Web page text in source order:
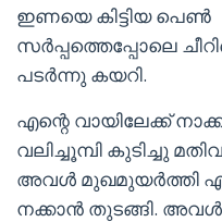
ഇണയെ കിട്ടിയ പെണ്‍
സര്‍പ്പത്തെപ്പോലെ
പടര്‍ന്നു കയറി.
എന്റെ വായിലേക്ക്
വലിച്ചൂമ്പി കുടിച്ചു
അവള്‍ മുഖമുയര്‍ത്തി
നക്കാന്‍ തുടങ്ങി.